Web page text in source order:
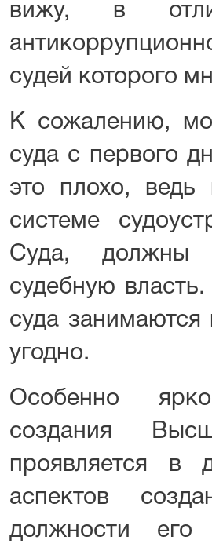
вижу, в
судей которого
К сожалению,
суда с первого
это плохо,
системе
Суда, должны
судебную
суда
угодно.
Особенно
создания
проявляется в
аспектов
должности